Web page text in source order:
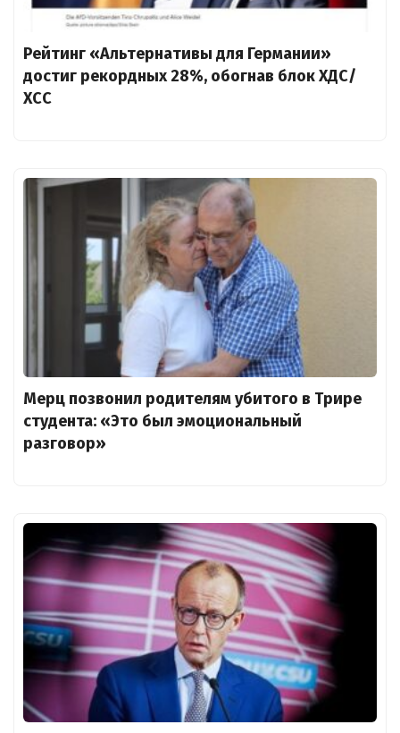
Рейтинг «Альтернативы для Германии»
достиг рекордных 28%, обогнав блок ХДС/
ХСС
Мерц позвонил родителям убитого в Трире
студента: «Это был эмоциональный
разговор»